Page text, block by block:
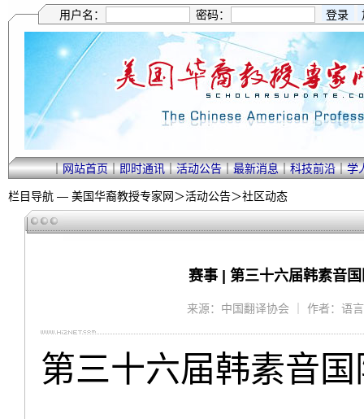
用户名： 密码：
｜网站首页｜即时通讯｜活动公告｜最新消息｜科技前沿｜学
栏目导航 — 美国华裔教授专家网＞活动公告＞社区动态
赛事 | 第三十六届韩素音
来源：中国翻译协会 ｜ 作者：语
第三十六届韩素音